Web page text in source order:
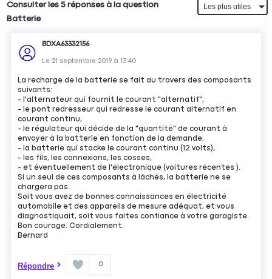
Consulter les 5 réponses à la question
Batterie
BDXA63332156
Le 21 septembre 2019 à13:40
La recharge de la batterie se fait au travers des composants
suivants:
- l'alternateur qui fournit le courant "alternatif",
- le pont redresseur qui redresse le courant alternatif en
courant continu,
- le régulateur qui décide de la "quantité" de courant à
envoyer à la batterie en fonction de la demande,
- la batterie qui stocke le courant continu (12 volts),
- les fils, les connexions, les cosses,
- et éventuellement de l'électronique (voitures récentes ).
Si un seul de ces composants à lâchés, la batterie ne se
chargera pas.
Soit vous avez de bonnes connaissances en électricité
automobile et des appareils de mesure adéquat, et vous
diagnostiquait, soit vous faites confiance à votre garagiste.
Bon courage. Cordialement.
Bernard
Répondre 0